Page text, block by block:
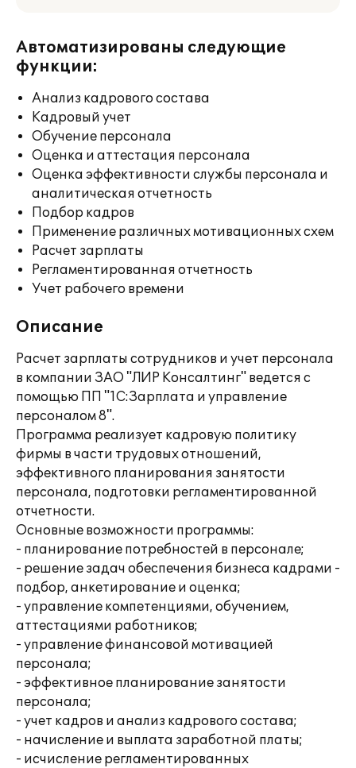
Автоматизированы следующие
функции:
Анализ кадрового состава
Кадровый учет
Обучение персонала
Оценка и аттестация персонала
Оценка эффективности службы персонала и
аналитическая отчетность
Подбор кадров
Применение различных мотивационных схем
Расчет зарплаты
Регламентированная отчетность
Учет рабочего времени
Описание
Расчет зарплаты сотрудников и учет персонала
в компании ЗАО "ЛИР Консалтинг" ведется с
помощью ПП "1C:Зарплата и управление
персоналом 8".
Программа реализует кадровую политику
фирмы в части трудовых отношений,
эффективного планирования занятости
персонала, подготовки регламентированной
отчетности.
Основные возможности программы:
- планирование потребностей в персонале;
- решение задач обеспечения бизнеса кадрами -
подбор, анкетирование и оценка;
- управление компетенциями, обучением,
аттестациями работников;
- управление финансовой мотивацией
персонала;
- эффективное планирование занятости
персонала;
- учет кадров и анализ кадрового состава;
- начисление и выплата заработной платы;
- исчисление регламентированных